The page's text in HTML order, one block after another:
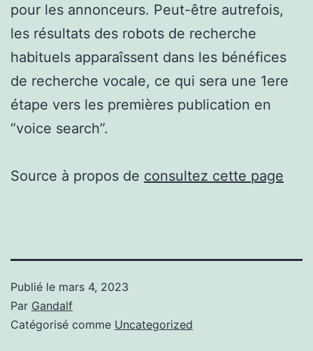
pour les annonceurs. Peut-être autrefois,
les résultats des robots de recherche
habituels apparaîssent dans les bénéfices
de recherche vocale, ce qui sera une 1ere
étape vers les premières publication en
“voice search”.
Source à propos de consultez cette page
Publié le mars 4, 2023
Par Gandalf
Catégorisé comme Uncategorized